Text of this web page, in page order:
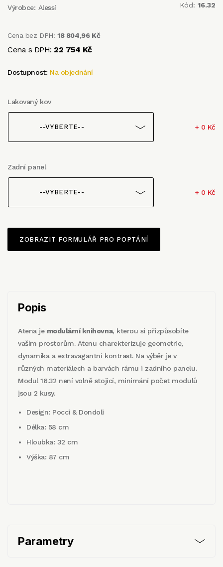
Výrobce: Alessi Kód: 16.32
Cena bez DPH:18 804,96 Kč
Cena s DPH: 22 754 Kč
Dostupnost: Na objednání
Lakovaný kov
--VYBERTE-- + 0 Kč
Zadní panel
--VYBERTE-- + 0 Kč
ZOBRAZIT FORMULÁŘ PRO POPTÁNÍ
Popis
Atena je modulární knihovna, kterou si přizpůsobíte
vaším prostorům. Atenu charekterizuje geometrie,
dynamika a extravagantní kontrast. Na výběr je v
různých materiálech a barvách rámu i zadního panelu.
Modul 16.32 není volně stojící, minimání počet modulů
jsou 2 kusy.
Design: Pocci & Dondoli
Délka: 58 cm
Hloubka: 32 cm
Výška: 87 cm
Parametry